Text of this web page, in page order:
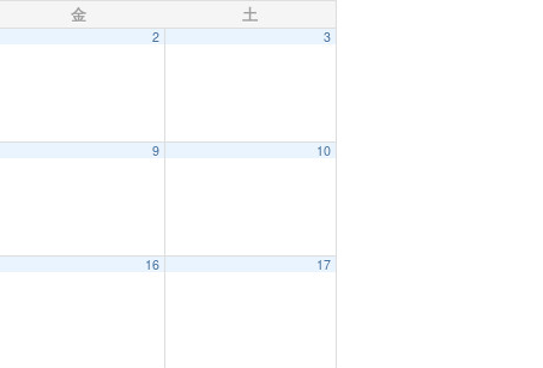
金 土
2 3
9 10
16 17